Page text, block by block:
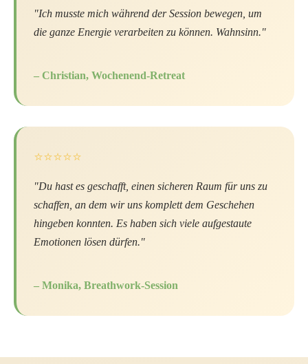
"Ich musste mich während der Session bewegen, um
die ganze Energie verarbeiten zu können. Wahnsinn."
– Christian, Wochenend-Retreat
⭐⭐⭐⭐⭐
"Du hast es geschafft, einen sicheren Raum für uns zu
schaffen, an dem wir uns komplett dem Geschehen
hingeben konnten. Es haben sich viele aufgestaute
Emotionen lösen dürfen."
– Monika, Breathwork-Session